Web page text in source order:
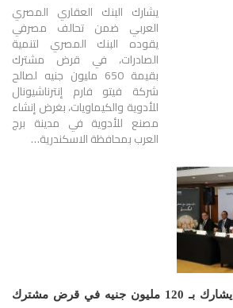
يشارك البنك العقاري المصري
العربي ضمن تحالف مصرفي
يقوده البنك المصري لتنمية
الصادرات، في قرض مشترك
بقيمة 650 مليون جنيه لصالح
شركة فيتو فارم إنترناشيونال
للأدوية والكيماويات، بغرض إنشاء
مصنع للأدوية في مدينة برج
العرب بمحافظة الاسكندرية…
بنك التعمير والإسكان يشارك بـ 120 مليون جنيه في قرض مشترك